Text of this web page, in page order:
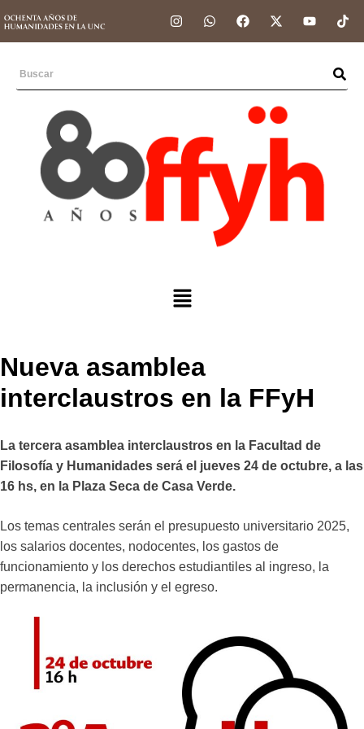
Nueva asamblea
interclaustros en la FFyH
La tercera asamblea interclaustros en la Facultad de
Filosofía y Humanidades será el jueves 24 de octubre, a las
16 hs, en la Plaza Seca de Casa Verde.
Los temas centrales serán el presupuesto universitario 2025,
los salarios docentes, nodocentes, los gastos de
funcionamiento y los derechos estudiantiles al ingreso, la
permanencia, la inclusión y el egreso.